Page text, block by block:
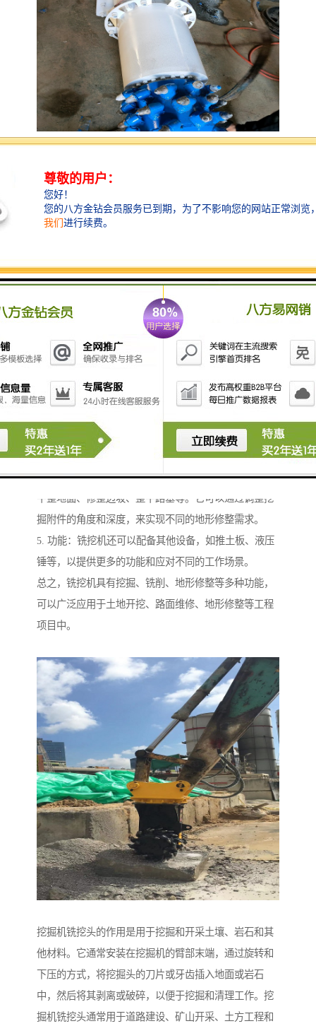
铣挖机是一种用于土地开挖和铣削的工程机械设备。它
具有以下功能：
掘沟渠、挖掘地基、挖掘坑道等。它可以通过不同的挖
掘附件，如斗齿、斗杆等，来适应不同的挖掘需求。
2. 铣削功能：铣挖机可以进行地面的铣削工作，包括铣
削路面、铣削水泥路面、铣削沥青路面等。它可以通过
不同的铣削附件，如铣刀、铣削头等，来适应不同的铣
3. 挖掘和铣削的组合功能：铣挖机可以同时进行挖掘和
维修时，可以先使用铣削附件铣削旧路面，然后使用挖
掘附件挖掘新的路基。
4. 地形修整功能：铣挖机可以进行地形修整工作，包括
平整地面、修整边坡、整平路基等。它可以通过调整挖
掘附件的角度和深度，来实现不同的地形修整需求。
5. 功能：铣挖机还可以配备其他设备，如推土板、液压
锤等，以提供更多的功能和应对不同的工作场景。
总之，铣挖机具有挖掘、铣削、地形修整等多种功能，
可以广泛应用于土地开挖、路面维修、地形修整等工程
项目中。
挖掘机铣挖头的作用是用于挖掘和开采土壤、岩石和其
他材料。它通常安装在挖掘机的臂部末端，通过旋转和
下压的方式，将挖掘头的刀片或牙齿插入地面或岩石
中，然后将其剥离或破碎，以便于挖掘和清理工作。挖
掘机铣挖头通常用于道路建设、矿山开采、土方工程和